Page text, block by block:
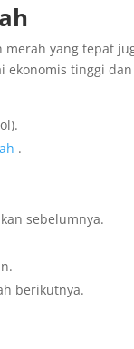
yang tepat
tinggi
.
sebelumnya.
berikutnya.